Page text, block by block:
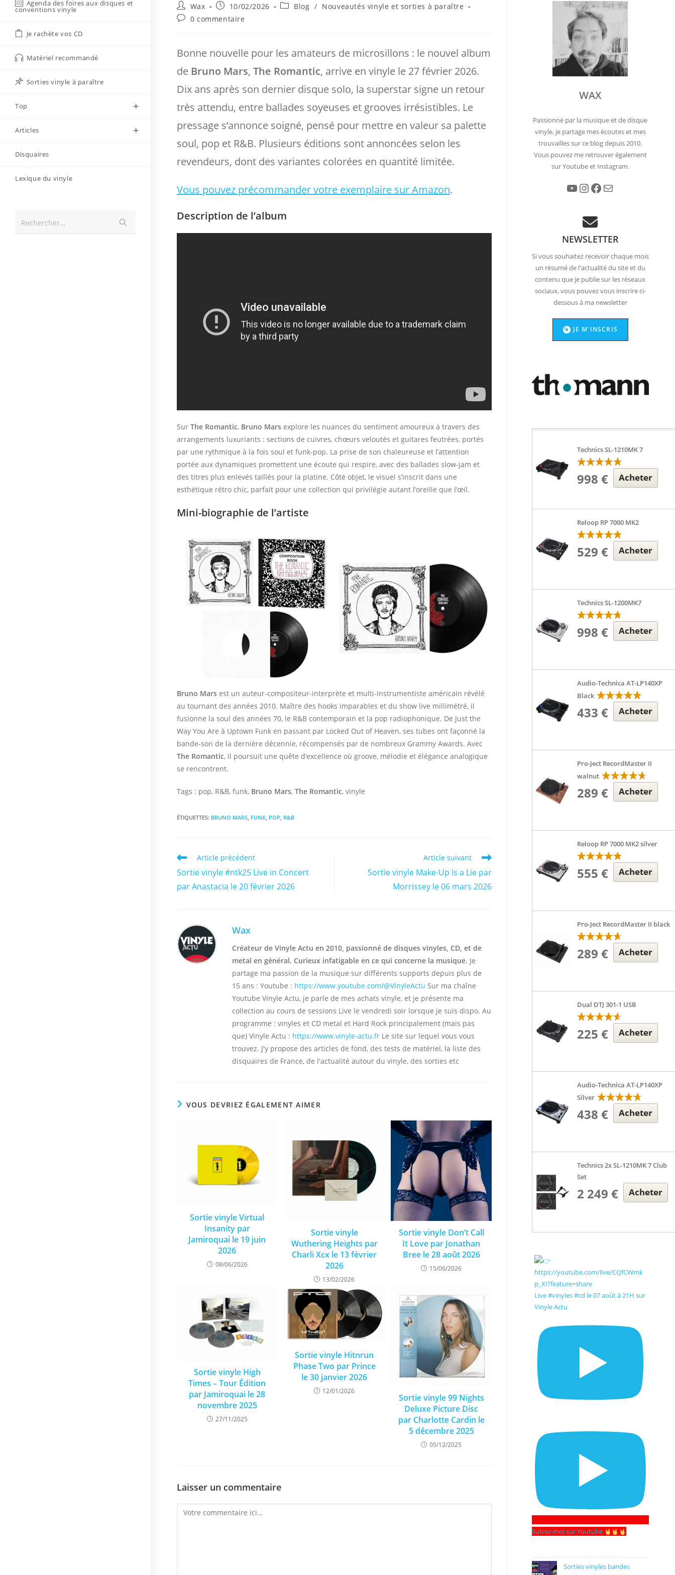
Agenda des foires aux disques et
conventions vinyle
Je rachète vos CD
Matériel recommandé
Sorties vinyle à paraître
Top
Articles
Disquaires
Lexique du vinyle
Rechercher…
la
Auteur/autrice
de
la
Wax
Publication
publiée :
10/02/2026
PostBlog / Nouveautés vinyle et sorties à paraître
Commentaires
0 commentaire
Bonne nouvelle pour les amateurs de microsillons : le nouvel album
de Bruno Mars,The Romantic, arrive en vinyle le 27 février 2026.
Dix ans après son dernier disque solo, la superstar signe un retour
très attendu, entre ballades soyeuses et grooves irrésistibles. Le
pressage s’annonce soigné, pensé pour mettre en valeur sa palette
soul, pop et R&B. Plusieurs éditions sont annoncées selon les
revendeurs, dont des variantes colorées en quantité limitée.
Vous pouvez précommander votre exemplaire sur Amazon.
Description de l’album
SurThe Romantic, Bruno Mars explore les nuances du sentiment amoureux à travers des
arrangements luxuriants : sections de cuivres, chœurs veloutés et guitares feutrées, portés
par une rythmique à la fois soul et funk-pop. La prise de son chaleureuse et l’attention
portée aux dynamiques promettent une écoute qui respire, avec des ballades slow-jam et
des titres plus enlevés taillés pour la platine. Côté objet, le visuel s’inscrit dans une
esthétique rétro chic, parfait pour une collection qui privilégie autant l’oreille que l’œil.
Mini-biographie de l’artiste
Bruno Mars est un auteur-compositeur-interprète et multi-instrumentiste américain révélé
au tournant des années 2010. Maître des hooks imparables et du show live millimétré, il
fusionne la soul des années 70, le R&B contemporain et la pop radiophonique. De Just the
Way You Are à Uptown Funk en passant par Locked Out of Heaven, ses tubes ont façonné la
bande-son de la dernière décennie, récompensés par de nombreux Grammy Awards. Avec
The Romantic, il poursuit une quête d’excellence où groove, mélodie et élégance analogique
se rencontrent.
Tags : pop, R&B, funk, Bruno Mars,The Romantic, vinyle
ÉTIQUETTES: BRUNO MARS FUNK POP R&B
Read
articles
Article précédent
Sortie vinyle #ntk25 Live in Concert
par Anastacia le 20 février 2026
Article suivant
Sortie vinyle Make-Up Is a Lie par
Morrissey le 06 mars 2026
Wax
Créateur de Vinyle Actu en 2010, passionné de disques vinyles, CD, et de
metal en général. Curieux infatigable en ce qui concerne la musique. Je
partage ma passion de la musique sur différents supports depuis plus de
15 ans : Youtube : https://www.youtube.com/@VinyleActu Sur ma chaîne
Youtube Vinyle Actu, je parle de mes achats vinyle, et je présente ma
collection au cours de sessions Live le vendredi soir lorsque je suis dispo. Au
programme : vinyles et CD metal et Hard Rock principalement (mais pas
que) Vinyle Actu : https://www.vinyle-actu.fr Le site sur lequel vous vous
trouvez. J'y propose des articles de fond, des tests de matériel, la liste des
disquaires de France, de l'actualité autour du vinyle, des sorties etc
VOUS DEVRIEZ ÉGALEMENT AIMER
Sortie vinyle Virtual
Insanity par
Jamiroquai le 19 juin
2026
08/06/2026
Sortie vinyle
Wuthering Heights par
Charli Xcx le 13 février
2026
13/02/2026
Sortie vinyle Don’t Call
It Love par Jonathan
Bree le 28 août 2026
15/06/2026
Sortie vinyle High
Times – Tour Édition
par Jamiroquai le 28
novembre 2025
27/11/2025
Sortie vinyle Hitnrun
Phase Two par Prince
le 30 janvier 2026
12/01/2026
Sortie vinyle 99 Nights
Deluxe Picture Disc
par Charlotte Cardin le
5 décembre 2025
05/12/2025
Laisser un commentaire
Comment
WAX
Passionné par la musique et de disque
vinyle, je partage mes écoutes et mes
trouvailles sur ce blog depuis 2010.
Vous pouvez me retrouver également
sur Youtube et Instagram.
YouTube Instagram Facebook E-mail
NEWSLETTER
Si vous souhaitez recevoir chaque mois
un résumé de l'actualité du site et du
contenu que je publie sur les réseaux
sociaux, vous pouvez vous inscrire ci-
dessous à ma newsletter
JE M'INSCRIS
Technics SL-1210MK 7
998 € Acheter
Reloop RP 7000 MK2
529 € Acheter
Technics SL-1200MK7
998 € Acheter
Audio-Technica AT-LP140XP
Black
433 € Acheter
Pro-Ject RecordMaster II
walnut
289 € Acheter
Reloop RP 7000 MK2 silver
555 € Acheter
Pro-Ject RecordMaster II black
289 € Acheter
Dual DTJ 301-1 USB
225 € Acheter
Audio-Technica AT-LP140XP
Silver
438 € Acheter
Technics 2x SL-1210MK 7 Club
Set
2 249 € Acheter
Live #vinyles #cd le 07 août à 21H sur
Vinyle Actu
Suivez-moi sur Youtube
Sorties vinyles bandes